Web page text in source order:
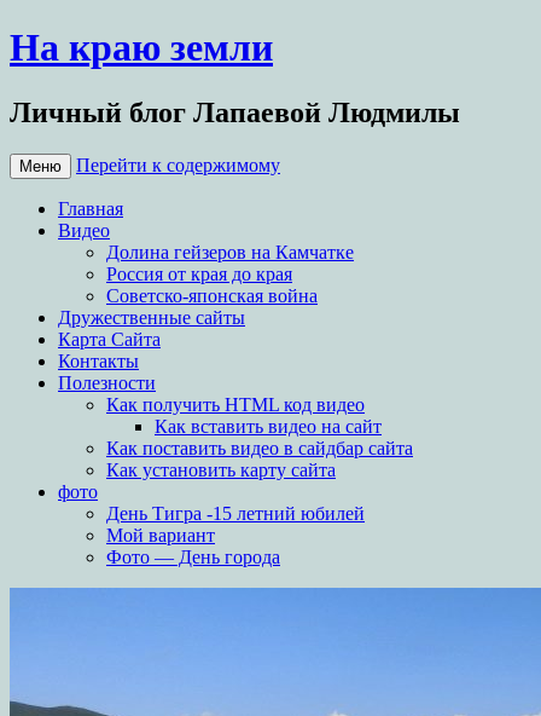
На краю земли
Личный блог Лапаевой Людмилы
Меню Перейти к содержимому
Главная
Видео
Долина гейзеров на Камчатке
Россия от края до края
Советско-японская война
Дружественные сайты
Карта Сайта
Контакты
Полезности
Как получить HTML код видео
Как вставить видео на сайт
Как поставить видео в сайдбар сайта
Как установить карту сайта
фото
День Тигра -15 летний юбилей
Мой вариант
Фото — День города